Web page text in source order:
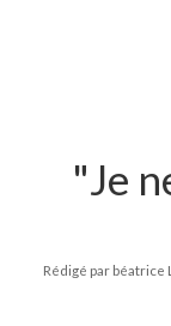
"Je
Rédigé par béatrice